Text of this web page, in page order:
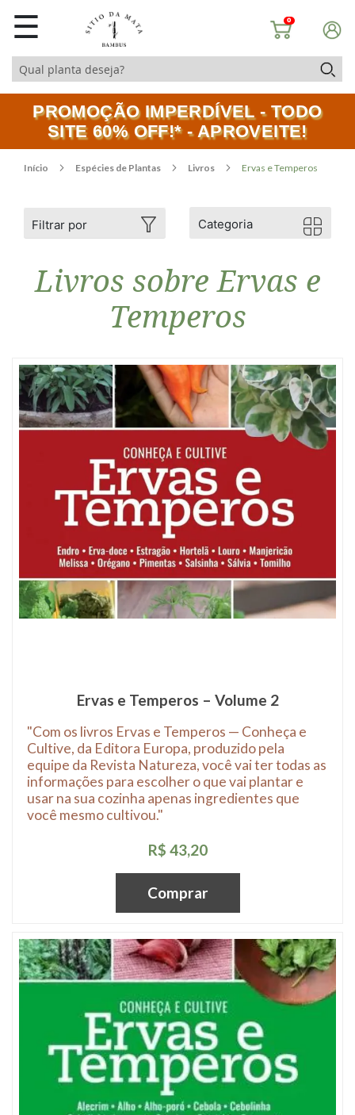
☰ 0
PROMOÇÃO IMPERDÍVEL - TODO
SITE 60% OFF!* - APROVEITE!
Início Espécies de Plantas Livros Ervas e Temperos
Livros sobre Ervas e
Temperos
4 Produto(s)
Ervas e Temperos – Volume 2
"Com os livros Ervas e Temperos — Conheça e
Cultive, da Editora Europa, produzido pela
equipe da Revista Natureza, você vai ter todas as
informações para escolher o que vai plantar e
usar na sua cozinha apenas ingredientes que
você mesmo cultivou."
R$ 43,20
Comprar
Filtrar por Categoria